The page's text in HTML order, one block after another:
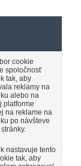
cookie
spoločnosť
tak, aby
reklamy na
alebo na
platforme
na reklame na
po návšteve
nastavuje tento
tak, aby